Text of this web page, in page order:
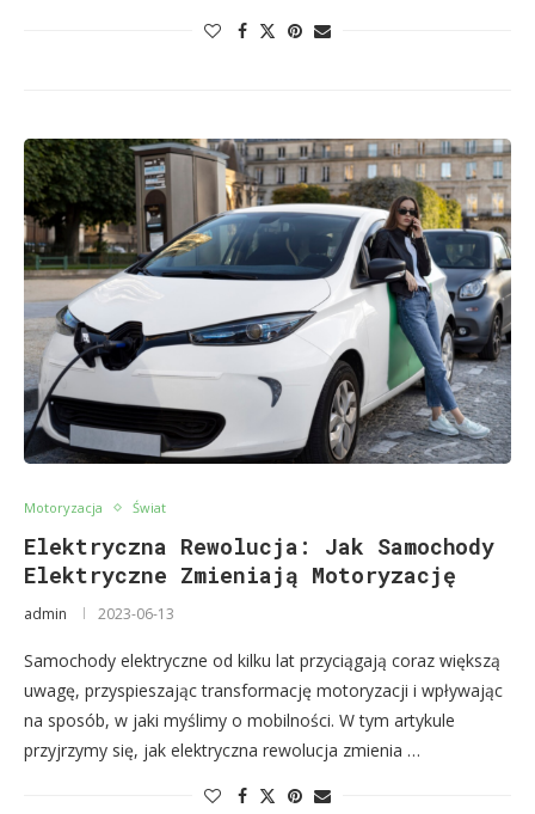
Motoryzacja Świat
Elektryczna Rewolucja: Jak Samochody
Elektryczne Zmieniają Motoryzację
admin 2023-06-13
Samochody elektryczne od kilku lat przyciągają coraz większą
uwagę, przyspieszając transformację motoryzacji i wpływając
na sposób, w jaki myślimy o mobilności. W tym artykule
przyjrzymy się, jak elektryczna rewolucja zmienia …